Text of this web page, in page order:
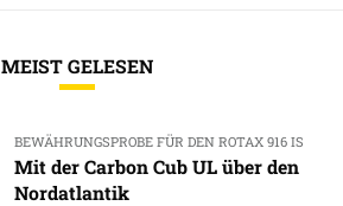
MEIST GELESEN
BEWÄHRUNGSPROBE FÜR DEN ROTAX 916 IS
Mit der Carbon Cub UL über den
Nordatlantik